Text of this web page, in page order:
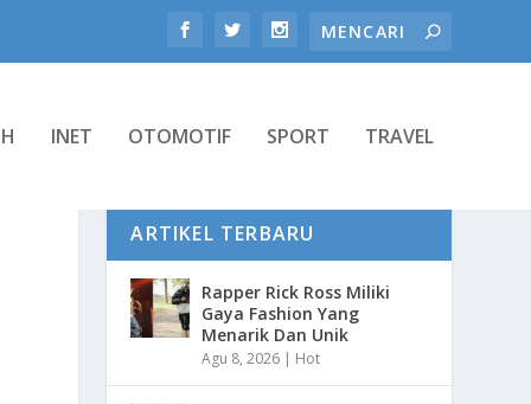
INET OTOMOTIF SPORT TRAVEL
ARTIKEL TERBARU
Rapper Rick Ross Miliki
Gaya Fashion Yang
Menarik Dan Unik
Agu 8, 2026 | Hot